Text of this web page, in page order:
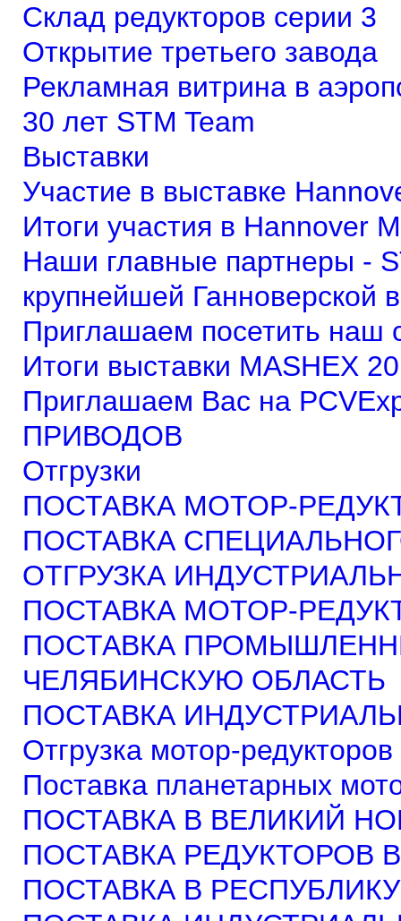
Склад редукторов серии 3
Открытие третьего завода
Рекламная витрина в
30 лет STM Team
Выставки
Участие в выставке
Итоги участия в Hannover
Наши главные партнеры -
крупнейшей Ганноверской
Приглашаем посетить наш
Итоги выставки MASHEX
Приглашаем Вас на
ПРИВОДОВ
Отгрузки
ПОСТАВКА МОТОР-
ПОСТАВКА
ОТГРУЗКА
ПОСТАВКА МОТОР-
ПОСТАВКА
ЧЕЛЯБИНСКУЮ ОБЛАСТЬ
ПОСТАВКА
Отгрузка мотор-
Поставка планетарных
ПОСТАВКА В ВЕЛИКИЙ
ПОСТАВКА РЕДУКТОРОВ
ПОСТАВКА В